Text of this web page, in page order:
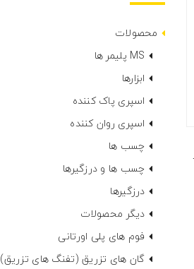
محصولات
MS پلیمر ها
ابزارها
اسپری پاک کننده
اسپری روان کننده
چسب ها
چسب ها و درزگیرها
درزگیرها
دیگر محصولات
فوم های پلی اورتانی
گان های تزریق (تفنگ های تزریق)